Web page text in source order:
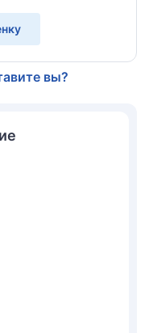
вы?